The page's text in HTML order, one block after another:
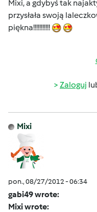
Mixi, a gdybyś tak
przysłała swoją
piękna!!!!!!!!!!!
Zaloguj
Mixi
pon., 08/27/2012 - 06:34
gabi49 wrote:
Mixi wrote: